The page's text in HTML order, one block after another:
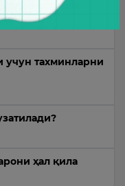
тахминларни
ҳал қила